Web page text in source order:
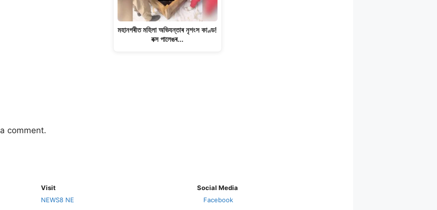
মহানগৰীত মহিলা অভিযন্তাৰ নৃশংস কাণ্ড!
বক্স পালেঙৰ…
comment.
Visit
NEWS8 NE
Social Media
Facebook